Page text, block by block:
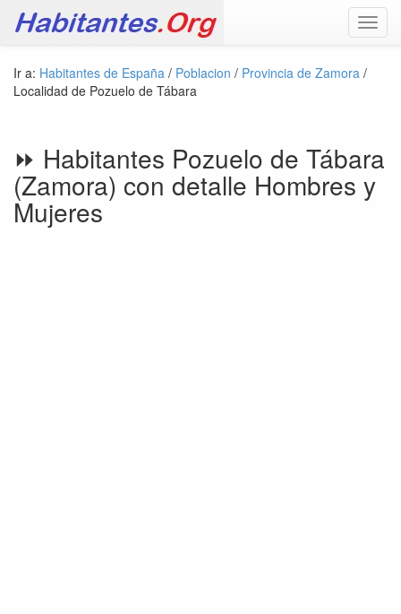
Ir a: Habitantes de España / Poblacion / Provincia de Zamora /
Localidad de Pozuelo de Tábara
⏩ Habitantes Pozuelo de Tábara
(Zamora) con detalle Hombres y
Mujeres